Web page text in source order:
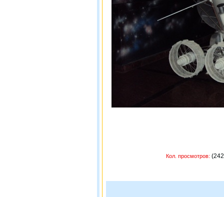
Кол. просмотров: